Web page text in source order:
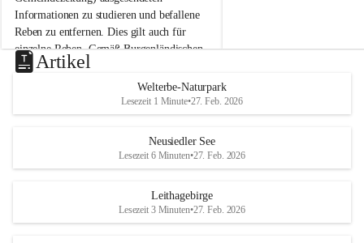
m
N
e
u
s
d
S
Informationen zu studieren und befallene
Reben zu entfernen. Dies gilt auch für
einzelne Reben. Gemäß Burgenländischen
Weinbaugesetz sind nicht gepflegte oder
unzulässige Weingärten zu roden! Bitte
helfen wir zusammen um unsere Winzer
vor den prognostizierten Ernteausfällen
und den daraus folgenden wirtschaftlichen
Maßnahmen zur Bekämpfung
u
e
d
r
S
Artikel
Welterbe-Naturpark
Lesezeit 1 Minute•27. Feb. 2026
Neusiedler See
Lesezeit 6 Minuten•27. Feb. 2026
Leithagebirge
Lesezeit 3 Minuten•27. Feb. 2026